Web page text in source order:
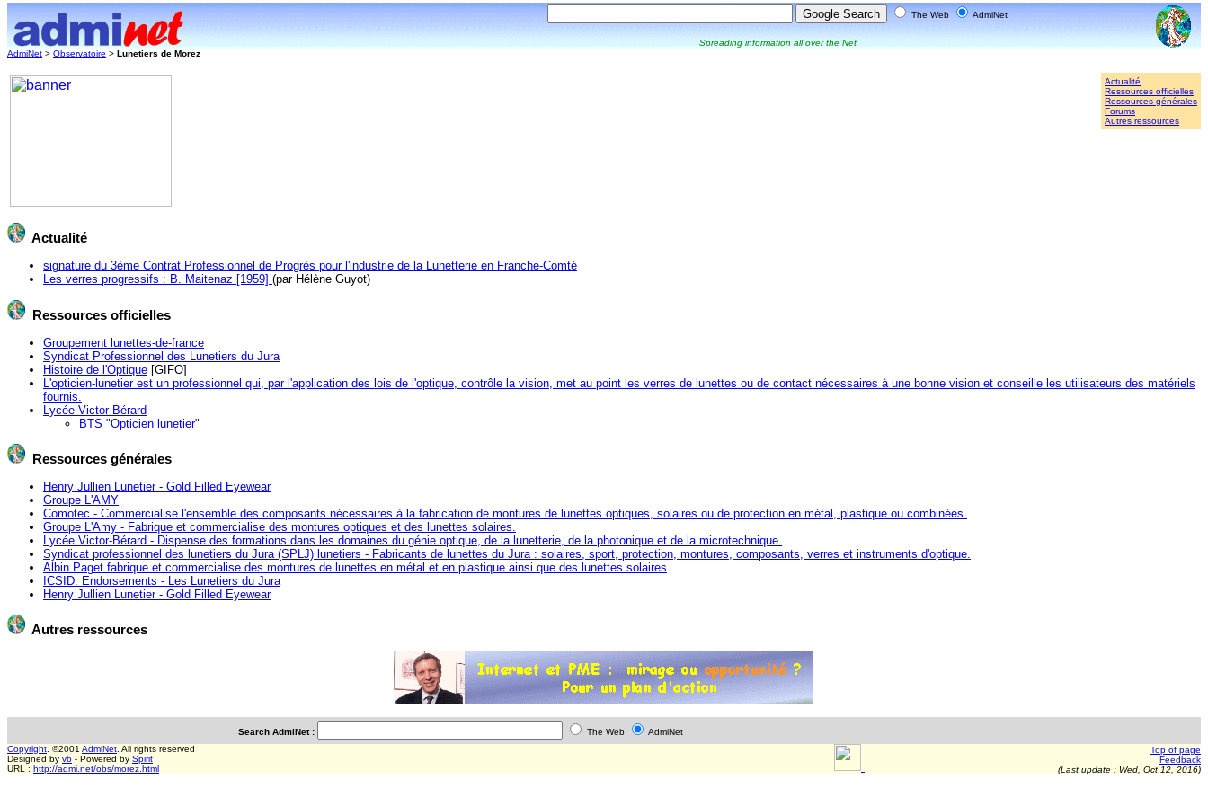
The Web AdmiNet
Spreading information all over the Net
AdmiNet > Observatoire > Lunetiers de Morez
Actualité
Ressources officielles
Ressources générales
Forums
Autres ressources
Actualité
signature du 3ème Contrat Professionnel de Progrès pour l'industrie de la Lunetterie en Franche-Comté
Les verres progressifs : B. Maitenaz [1959] (par Hélène Guyot)
Ressources officielles
Groupement lunettes-de-france
Syndicat Professionnel des Lunetiers du Jura
Histoire de l'Optique [GIFO]
L'opticien-lunetier est un professionnel qui, par l'application des lois de l'optique, contrôle la vision, met au point les verres de lunettes ou de contact nécessaires à une bonne vision et conseille les utilisateurs des matériels
fournis.
Lycée Victor Bérard
BTS "Opticien lunetier"
Ressources générales
Henry Jullien Lunetier - Gold Filled Eyewear
Groupe L'AMY
Comotec - Commercialise l'ensemble des composants nécessaires à la fabrication de montures de lunettes optiques, solaires ou de protection en métal, plastique ou combinées.
Groupe L'Amy - Fabrique et commercialise des montures optiques et des lunettes solaires.
Lycée Victor-Bérard - Dispense des formations dans les domaines du génie optique, de la lunetterie, de la photonique et de la microtechnique.
Syndicat professionnel des lunetiers du Jura (SPLJ) lunetiers - Fabricants de lunettes du Jura : solaires, sport, protection, montures, composants, verres et instruments d'optique.
Albin Paget fabrique et commercialise des montures de lunettes en métal et en plastique ainsi que des lunettes solaires
ICSID: Endorsements - Les Lunetiers du Jura
Henry Jullien Lunetier - Gold Filled Eyewear
Autres ressources
Search AdmiNet : The Web
AdmiNet
Copyright . ©2001 AdmiNet . All rights reserved
Designed by vb - Powered by Spirit
URL : http://admi.net/obs/morez.html
Top of page
Feedback
(Last update : Wed, Oct 12, 2016)